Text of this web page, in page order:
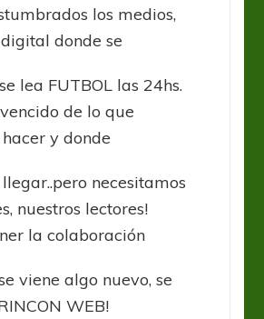
los medios,
donde se
lea FUTBOL las 24hs.
de lo que
y donde
necesitamos
nuestros lectores!
la colaboración
viene algo nuevo, se
WEB!